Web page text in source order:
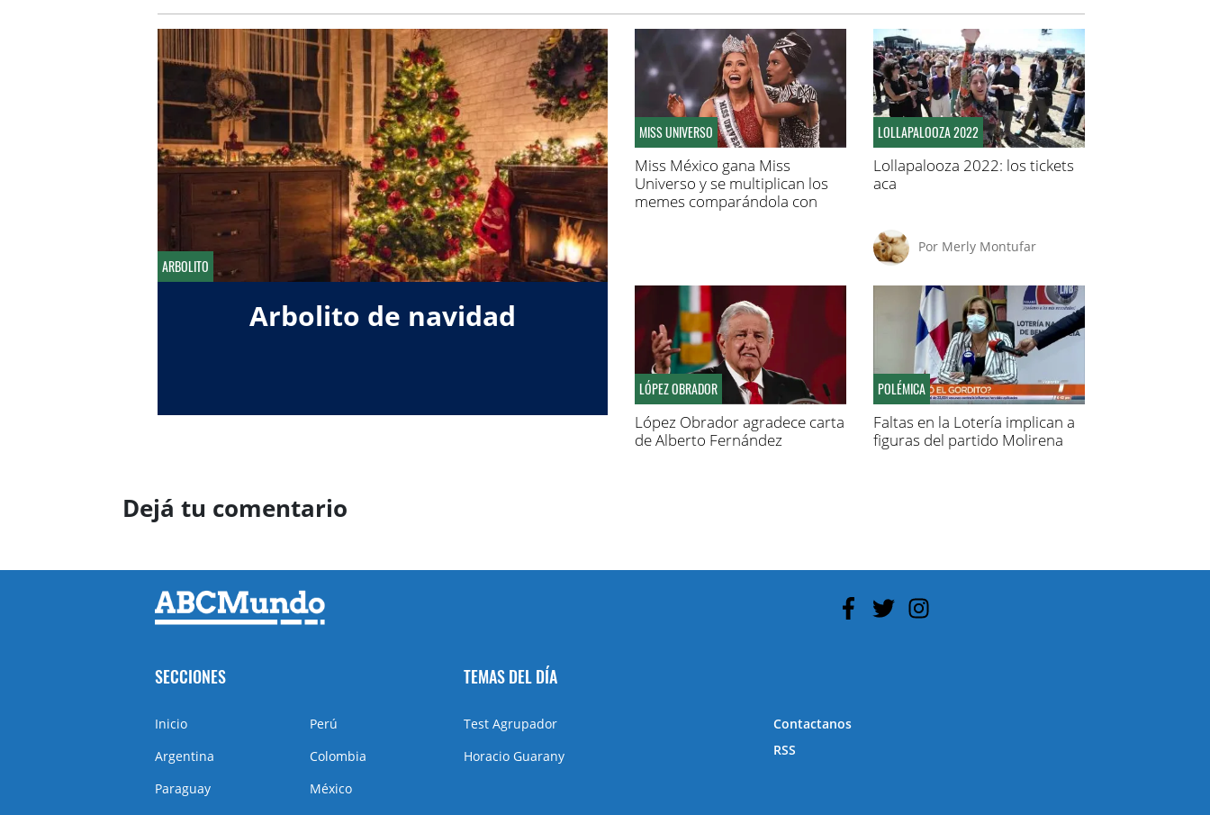
ARBOLITO
Arbolito de navidad
MISS UNIVERSO
Miss México gana Miss
Universo y se multiplican los
memes comparándola con
LOLLAPALOOZA 2022
Lollapalooza 2022: los tickets
aca
Por Merly Montufar
LÓPEZ OBRADOR
López Obrador agradece carta
de Alberto Fernández
POLÉMICA
Faltas en la Lotería implican a
figuras del partido Molirena
Dejá tu comentario
SECCIONES
Inicio
Argentina
Paraguay
Perú
Colombia
México
TEMAS DEL DÍA
Test Agrupador
Horacio Guarany
Contactanos
RSS